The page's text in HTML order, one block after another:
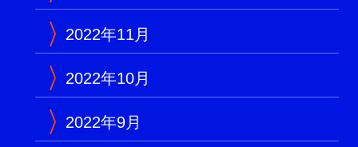
2022年11月
2022年10月
2022年9月